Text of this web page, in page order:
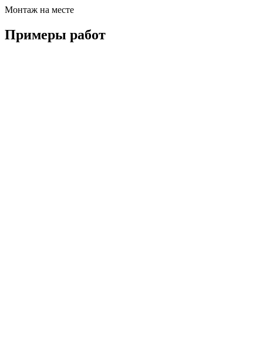
Монтаж на месте
Примеры работ